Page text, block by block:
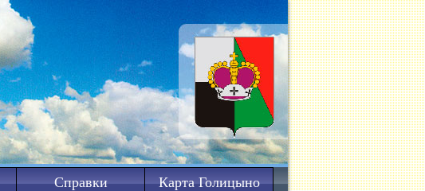
Справки Карта Голицыно